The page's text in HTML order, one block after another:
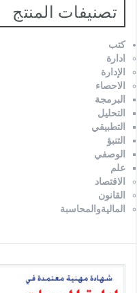
تصنيفات المنتج
كتب
ادارة
الإدارة
الاحصاء
البرمجة
التحليل
التطبيقي
التنبؤ
الوصفي
علم
الاقتصاد
القانون
الماليةوالمحاسبة